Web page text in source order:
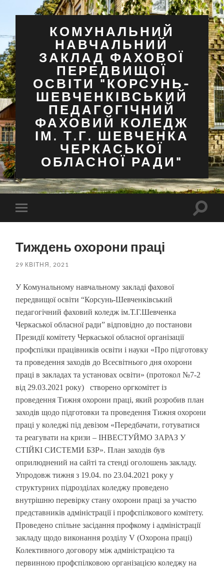
КОМУНАЛЬНИЙ
НАВЧАЛЬНИЙ
ЗАКЛАД ФАХОВОЇ
ПЕРЕДВИЩОЇ
ОСВІТИ "КОРСУНЬ-
ШЕВЧЕНКІВСЬКИЙ
ПЕДАГОГІЧНИЙ
ФАХОВИЙ КОЛЕДЖ
ІМ. Т.Г. ШЕВЧЕНКА
ЧЕРКАСЬКОЇ
ОБЛАСНОЇ РАДИ"
Перемкнути
мобільне
Тиждень охорони праці
29 КВІТНЯ, 2021
У Комунальному навчальному закладі фахової
передвищої освіти “Корсунь-Шевченківський
педагогічний фаховий коледж ім.Т.Г.Шевченка
Черкаської обласної ради” відповідно до постанови
Президії комітету Черкаської обласної організації
профспілки працівників освіти і науки «Про підготовку
та проведення заходів до Всесвітнього дня охорони
праці в закладах та установах освіти» (протокол №7-2
від 29.03.2021 року) створено оргкомітет із
проведення Тижня охорони праці, який розробив план
заходів щодо підготовки та проведення Тижня охорони
праці у коледжі під девізом «Передбачати, готуватися
та реагувати на кризи – ІНВЕСТУЙМО ЗАРАЗ У
СТІЙКІ СИСТЕМИ БЗР». План заходів був
оприлюднений на сайті та стенді оголошень закладу.
Упродовж тижня з 19.04. по 23.04.2021 року у
структурних підрозділах коледжу проведено
внутрішню перевірку стану охорони праці за участю
представників адміністрації і профспілкового комітету.
Проведено спільне засідання профкому і адміністрації
закладу щодо виконання розділу V (Охорона праці)
Колективного договору між адміністрацією та
первинною профспілковою організацією коледжу на